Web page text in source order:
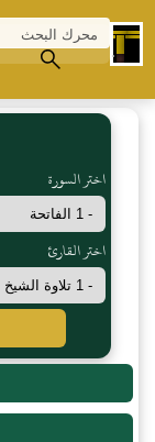
اختر السورة
اختر القارئ